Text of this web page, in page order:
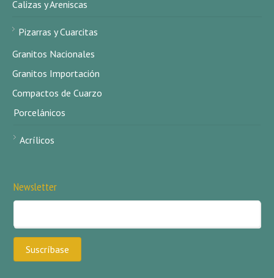
Calizas y Areniscas
Pizarras y Cuarcitas
Granitos Nacionales
Granitos Importación
Compactos de Cuarzo
Porcelánicos
Acrílicos
Newsletter